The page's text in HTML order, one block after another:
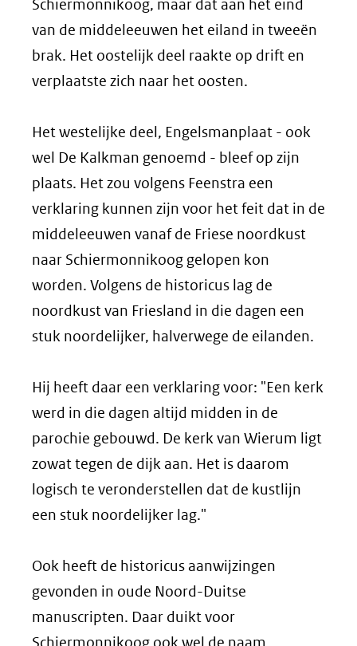
Schiermonnikoog, maar dat aan het eind
van de middeleeuwen het eiland in tweeën
brak. Het oostelijk deel raakte op drift en
verplaatste zich naar het oosten.
Het westelijke deel, Engelsmanplaat - ook
wel De Kalkman genoemd - bleef op zijn
plaats. Het zou volgens Feenstra een
verklaring kunnen zijn voor het feit dat in de
middeleeuwen vanaf de Friese noordkust
naar Schiermonnikoog gelopen kon
worden. Volgens de historicus lag de
noordkust van Friesland in die dagen een
stuk noordelijker, halverwege de eilanden.
Hij heeft daar een verklaring voor: "Een kerk
werd in die dagen altijd midden in de
parochie gebouwd. De kerk van Wierum ligt
zowat tegen de dijk aan. Het is daarom
logisch te veronderstellen dat de kustlijn
een stuk noordelijker lag."
Ook heeft de historicus aanwijzingen
gevonden in oude Noord-Duitse
manuscripten. Daar duikt voor